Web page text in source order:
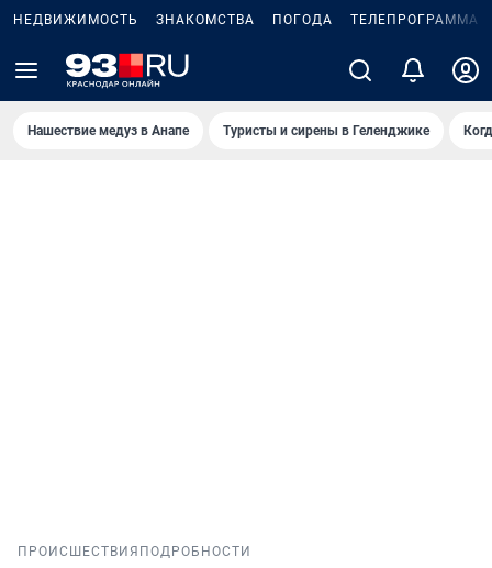
НЕДВИЖИМОСТЬ ЗНАКОМСТВА ПОГОДА ТЕЛЕПРОГРАММА
Нашествие медуз в Анапе Туристы и сирены в Геленджике
ПРОИСШЕСТВИЯ ПОДРОБНОСТИ